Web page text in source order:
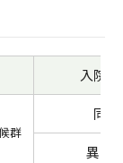
入院
群
同一
異な